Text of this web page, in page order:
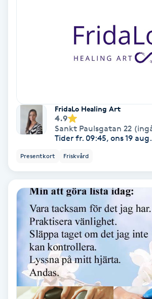
Hårborttagning
Hårbottenbehandling
Hårvård
Hälsprickor
Idrottsmassage
FridaLo Healing Art
4.9
Tider fr. 09:45, ons 19 aug.
Presentkort Friskvård